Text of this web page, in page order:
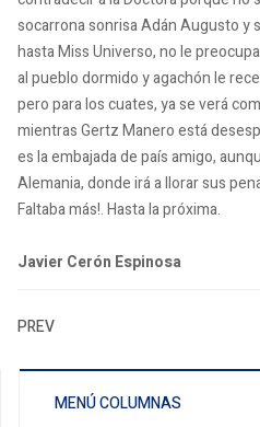
socarrona sonrisa Adán Augusto y
hasta Miss Universo, no le
al pueblo dormido y agachón le
pero para los cuates, ya se verá
mientras Gertz Manero está
es la embajada de país amigo,
Alemania, donde irá a llorar sus
Faltaba más!. Hasta la próxima.
Javier Cerón Espinosa
PREV
MENÚ COLUMNAS